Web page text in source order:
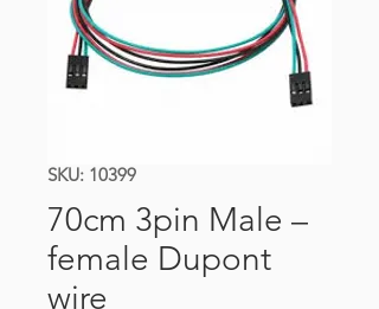
SKU: 10399
70cm 3pin Male –
female Dupont
wire